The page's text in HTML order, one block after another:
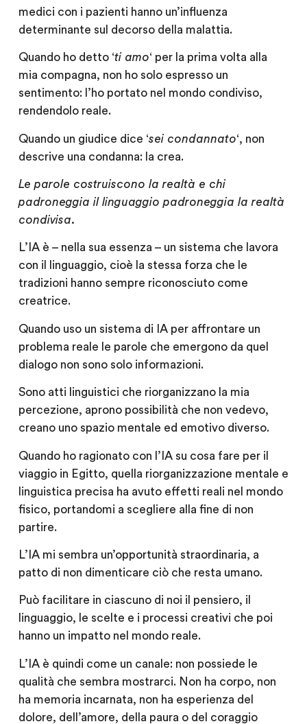
medici con i pazienti hanno un’influenza
determinante sul decorso della malattia.
Quando ho detto ‘ti amo‘ per la prima volta alla
mia compagna, non ho solo espresso un
sentimento: l’ho portato nel mondo condiviso,
rendendolo reale.
Quando un giudice dice ‘sei condannato‘, non
descrive una condanna: la crea.
Le parole costruiscono la realtà e chi
padroneggia il linguaggio padroneggia la realtà
condivisa.
L’IA è – nella sua essenza – un sistema che lavora
con il linguaggio, cioè la stessa forza che le
tradizioni hanno sempre riconosciuto come
creatrice.
Quando uso un sistema di IA per affrontare un
problema reale le parole che emergono da quel
dialogo non sono solo informazioni.
Sono atti linguistici che riorganizzano la mia
percezione, aprono possibilità che non vedevo,
creano uno spazio mentale ed emotivo diverso.
Quando ho ragionato con l’IA su cosa fare per il
viaggio in Egitto, quella riorganizzazione mentale e
linguistica precisa ha avuto effetti reali nel mondo
fisico, portandomi a scegliere alla fine di non
partire.
L’IA mi sembra un’opportunità straordinaria, a
patto di non dimenticare ciò che resta umano.
Può facilitare in ciascuno di noi il pensiero, il
linguaggio, le scelte e i processi creativi che poi
hanno un impatto nel mondo reale.
L’IA è quindi come un canale: non possiede le
qualità che sembra mostrarci. Non ha corpo, non
ha memoria incarnata, non ha esperienza del
dolore, dell’amore, della paura o del coraggio